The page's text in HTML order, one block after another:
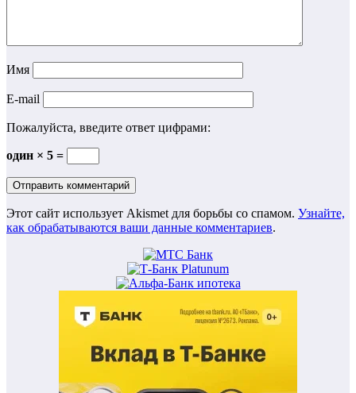
Имя
E-mail
Пожалуйста, введите ответ цифрами:
один × 5 =
Этот сайт использует Akismet для борьбы со спамом. Узнайте,
как обрабатываются ваши данные комментариев.